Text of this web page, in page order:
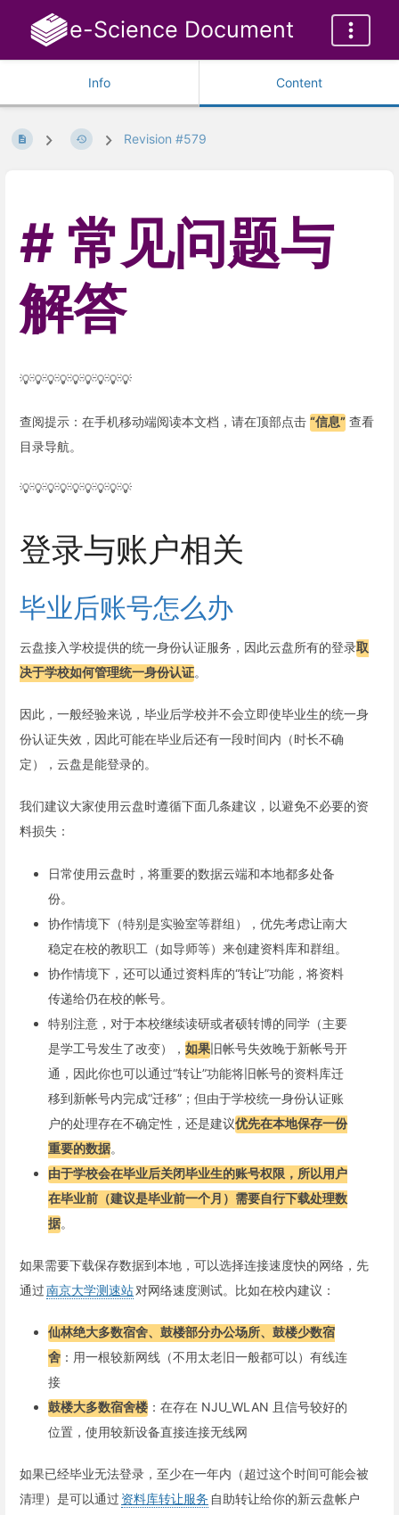
e-Science Document
Info Content
Revision #579
常见问题与
解答
💡💡💡💡💡💡💡💡💡
查阅提示：在手机移动端阅读本文档，请在顶部点击 “信息” 查看
目录导航。
💡💡💡💡💡💡💡💡💡
登录与账户相关
毕业后账号怎么办
云盘接入学校提供的统一身份认证服务，因此云盘所有的登录取
决于学校如何管理统一身份认证。
因此，一般经验来说，毕业后学校并不会立即使毕业生的统一身
份认证失效，因此可能在毕业后还有一段时间内（时长不确
定），云盘是能登录的。
我们建议大家使用云盘时遵循下面几条建议，以避免不必要的资
料损失：
日常使用云盘时，将重要的数据云端和本地都多处备
份。
协作情境下（特别是实验室等群组），优先考虑让南大
稳定在校的教职工（如导师等）来创建资料库和群组。
协作情境下，还可以通过资料库的“转让”功能，将资料
传递给仍在校的帐号。
特别注意，对于本校继续读研或者硕转博的同学（主要
是学工号发生了改变）， 如果旧帐号失效晚于新帐号开
通，因此你也可以通过“转让”功能将旧帐号的资料库迁
移到新帐号内完成“迁移”；但由于学校统一身份认证账
户的处理存在不确定性，还是建议优先在本地保存一份
重要的数据。
由于学校会在毕业后关闭毕业生的账号权限，所以用户
在毕业前（建议是毕业前一个月）需要自行下载处理数
据。
如果需要下载保存数据到本地，可以选择连接速度快的网络，先
通过南京大学测速站对网络速度测试。比如在校内建议：
仙林绝大多数宿舍、鼓楼部分办公场所、鼓楼少数宿
舍 ：用一根较新网线（不用太老旧一般都可以）有线连
接
鼓楼大多数宿舍楼 ：在存在 NJU_WLAN 且信号较好的
位置，使用较新设备直接连接无线网
如果已经毕业无法登录，至少在一年内（超过这个时间可能会被
清理）是可以通过 资料库转让服务 自助转让给你的新云盘帐户